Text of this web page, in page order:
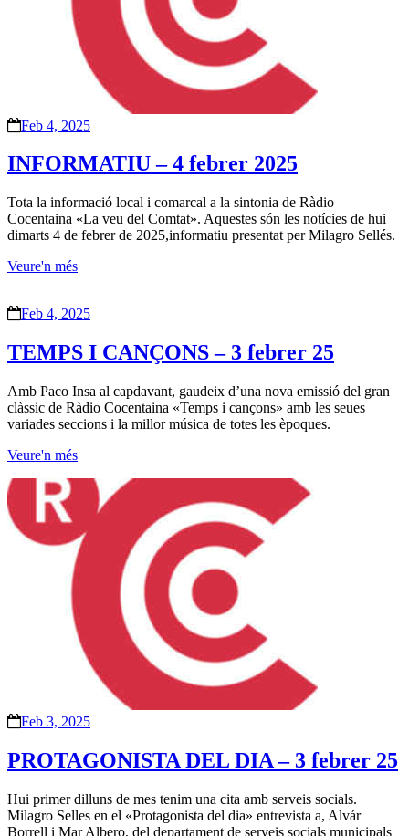
Feb 4, 2025
INFORMATIU – 4 febrer 2025
Tota la informació local i comarcal a la sintonia de Ràdio
Cocentaina «La veu del Comtat». Aquestes són les notícies de hui
dimarts 4 de febrer de 2025,informatiu presentat per Milagro Sellés.
Veure'n més
Feb 4, 2025
TEMPS I CANÇONS – 3 febrer 25
Amb Paco Insa al capdavant, gaudeix d’una nova emissió del gran
clàssic de Ràdio Cocentaina «Temps i cançons» amb les seues
variades seccions i la millor música de totes les èpoques.
Veure'n més
Feb 3, 2025
PROTAGONISTA DEL DIA – 3 febrer 25
Hui primer dilluns de mes tenim una cita amb serveis socials.
Milagro Selles en el «Protagonista del dia» entrevista a, Alvár
Borrell i Mar Albero, del departament de serveis socials municipals